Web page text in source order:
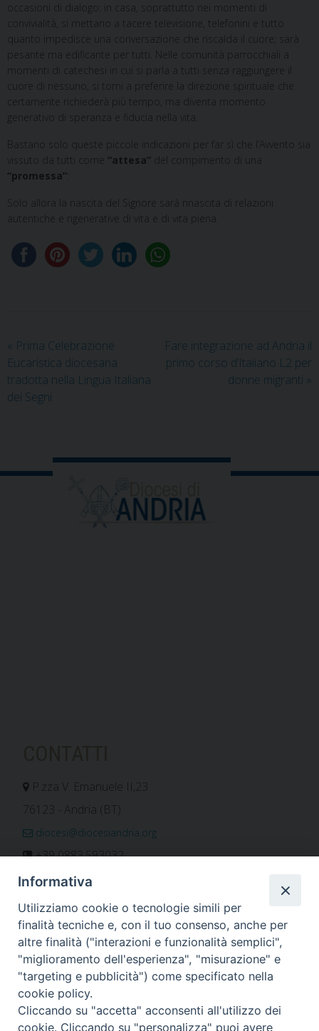
occasioni di dialogo: in casa, soprattutto nei momenti di
convivialità, si mettano a tacere televisione, telefonini e tutto
quanto impedisce una conversazione che riscalda il cuore; sarà
pesante ma edificante per tutti. Nelle comunità parrocchiali a
momenti di catechesi in cui si parla a tutti senza raggiungere il
cuore di nessuno, si torni a preferire la direzione spirituale che
certamente richiederà più tempo, ma diventa momento
generativo di speranza e fiducia nella vita.
Bastano solo queste piccole indicazioni per far sì che l’Avvento sia
vissuto da tutti come “attesa” del compimento di una
“promessa”
Solo allora la nascita del Signore sarà rinascita di relazioni
autentiche e rigenerative di vita e di vita piena.
« Prima Celebrazione
Eucaristica diocesana
tradotta nella Lingua Italiana
dei Segni
Fare integrazione ad Andria il
primo corso d’Italiano L2 per
donne migranti »
P.zza V. Emanuele II,23
76123 - Andria (BT)
diocesi@diocesiandria.org
+39 0883.593032
+39 0883.592596
ORARIO E CALENDARI
Orari uffici
Calendario diocesano
Orario messe
Informativa
Utilizziamo cookie o tecnologie simili per
finalità tecniche e, con il tuo consenso, anche per
altre finalità ("interazioni e funzionalità semplici",
"miglioramento dell'esperienza", "misurazione" e
"targeting e pubblicità") come specificato nella
cookie policy.
Cliccando su "accetta" acconsenti all'utilizzo dei
cookie. Cliccando su "personalizza" puoi avere